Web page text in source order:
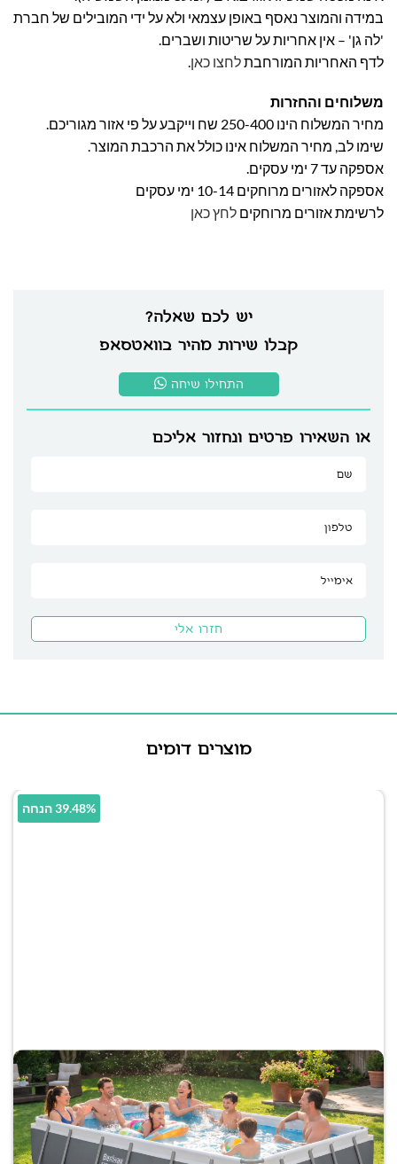
יש לכם שאלה?
קבלו שירות מהיר בוואטסאפ
התחילו שיחה
או השאירו פרטים ונחזור אליכם
במידה והמוצר נאסף באופן עצמאי ולא על ידי המובילים של חברת
'לה גן' – אין אחריות על שריטות ושברים.
לדף האחריות המורחבתלחצו כאן.
משלוחים והחזרות
מחיר המשלוח הינו 250-400 שח וייקבע על פי אזור מגוריכם.
שימו לב, מחיר המשלוח אינו כולל את הרכבת המוצר.
אספקה עד 7 ימי עסקים.
אספקה לאזורים מרוחקים 10-14 ימי עסקים
לרשימת אזורים מרוחקים לחץ כאן
מוצרים דומים
39.48% הנחה